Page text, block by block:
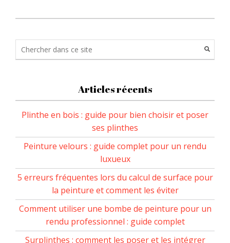
Articles récents
Plinthe en bois : guide pour bien choisir et poser
ses plinthes
Peinture velours : guide complet pour un rendu
luxueux
5 erreurs fréquentes lors du calcul de surface pour
la peinture et comment les éviter
Comment utiliser une bombe de peinture pour un
rendu professionnel : guide complet
Surplinthes : comment les poser et les intégrer